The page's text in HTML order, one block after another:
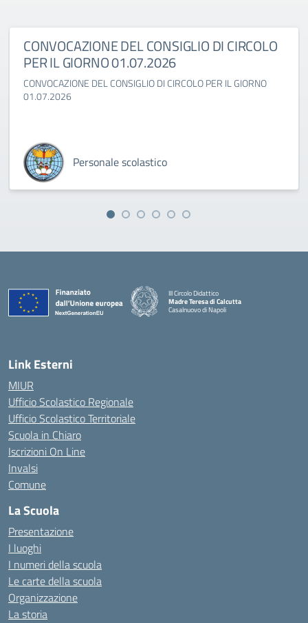
CONVOCAZIONE DEL CONSIGLIO DI CIRCOLO
PER IL GIORNO 01.07.2026
CONVOCAZIONE DEL CONSIGLIO DI CIRCOLO PER IL GIORNO
01.07.2026
Personale scolastico
III Circolo Didattico
Madre Teresa di Calcutta
Casalnuovo di Napoli
— Visita la pagina iniziale della scuola
Link Esterni
MIUR
Ufficio Scolastico Regionale
Ufficio Scolastico Territoriale
Scuola in Chiaro
Iscrizioni On Line
Invalsi
Comune
La Scuola
Presentazione
I luoghi
I numeri della scuola
Le carte della scuola
Organizzazione
La storia